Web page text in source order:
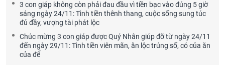
3 con giáp không còn phải đau đầu vì tiền bạc vào đúng 5 giờ
sáng ngày 24/11: Tình tiền thênh thang, cuộc sống sung túc
đủ đầy, vượng tài phát lộc
Chúc mừng 3 con giáp được Quý Nhân giúp đỡ từ ngày 24/11
đến ngày 29/11: Tình tiền viên mãn, ăn lộc trúng số, có của ăn
của để